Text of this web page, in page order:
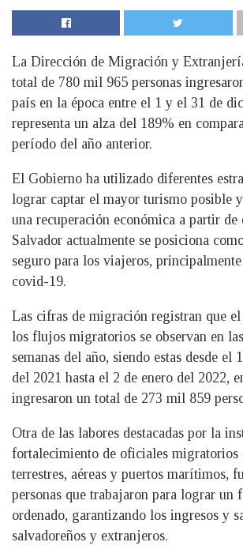
La Dirección de Migración y
total de 780 mil 965 personas
país en la época entre el 1 y el 31 de
representa un alza del 189% en
período del año anterior.
El Gobierno ha utilizado diferentes
lograr captar el mayor turismo posible
una recuperación económica a partir de
Salvador actualmente se posiciona
seguro para los viajeros, principalmente
covid-19.
Las cifras de migración registran que
los flujos migratorios se observan en
semanas del año, siendo estas desde el
del 2021 hasta el 2 de enero del 2022,
ingresaron un total de 273 mil 859
Otra de las labores destacadas por la
fortalecimiento de oficiales migratorios
terrestres, aéreas y puertos marítimos,
personas que trabajaron para lograr
ordenado, garantizando los ingresos y
salvadoreños y extranjeros.